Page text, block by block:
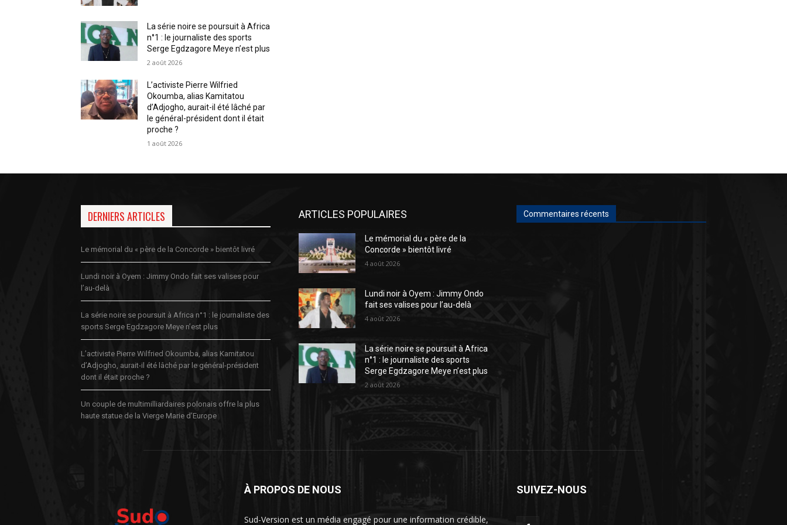
La série noire se poursuit à Africa
n°1 : le journaliste des sports
Serge Egdzagore Meye n’est plus
2 août 2026
L’activiste Pierre Wilfried
Okoumba, alias Kamitatou
d’Adjogho, aurait-il été lâché par
le général-président dont il était
proche ?
1 août 2026
DERNIERS ARTICLES
Le mémorial du « père de la Concorde » bientôt livré
Lundi noir à Oyem : Jimmy Ondo fait ses valises pour
l’au-delà
La série noire se poursuit à Africa n°1 : le journaliste des
sports Serge Egdzagore Meye n’est plus
L’activiste Pierre Wilfried Okoumba, alias Kamitatou
d’Adjogho, aurait-il été lâché par le général-président
dont il était proche ?
Un couple de multimilliardaires polonais offre la plus
haute statue de la Vierge Marie d’Europe
ARTICLES POPULAIRES
Le mémorial du « père de la
Concorde » bientôt livré
4 août 2026
Lundi noir à Oyem : Jimmy Ondo
fait ses valises pour l’au-delà
4 août 2026
La série noire se poursuit à Africa
n°1 : le journaliste des sports
Serge Egdzagore Meye n’est plus
2 août 2026
Commentaires récents
À PROPOS DE NOUS
Sud-Version est un média engagé pour une information crédible,
SUIVEZ-NOUS